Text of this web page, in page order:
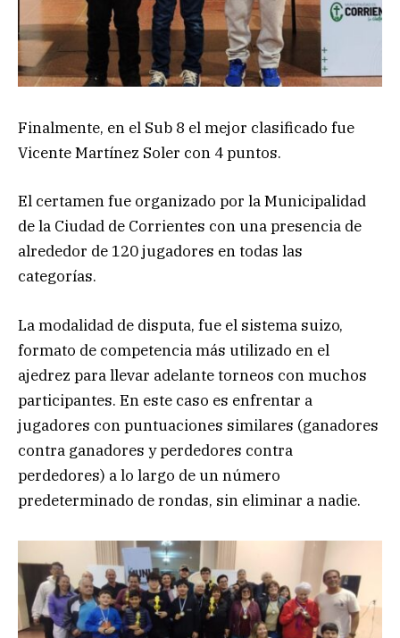
Finalmente, en el Sub 8 el mejor clasificado fue
Vicente Martínez Soler con 4 puntos.
El certamen fue organizado por la Municipalidad
de la Ciudad de Corrientes con una presencia de
alrededor de 120 jugadores en todas las
categorías.
La modalidad de disputa, fue el sistema suizo,
formato de competencia más utilizado en el
ajedrez para llevar adelante torneos con muchos
participantes. En este caso es enfrentar a
jugadores con puntuaciones similares (ganadores
contra ganadores y perdedores contra
perdedores) a lo largo de un número
predeterminado de rondas, sin eliminar a nadie.